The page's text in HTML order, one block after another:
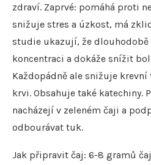
zdraví. Zaprvé: pomáhá proti
snižuje stres a úzkost, má
studie ukazují, že dlouhodobě
koncentraci a dokáže snížit
Každopádně ale snižuje
krvi. Obsahuje také katechiny.
nacházejí v zeleném čaji a
odbourávat tuk.
Jak připravit čaj: 6-8 gramů